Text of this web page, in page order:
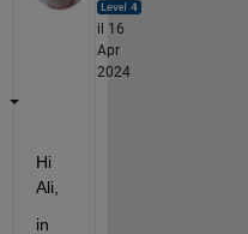
il 16
Apr
2024
Hi
Ali,
in